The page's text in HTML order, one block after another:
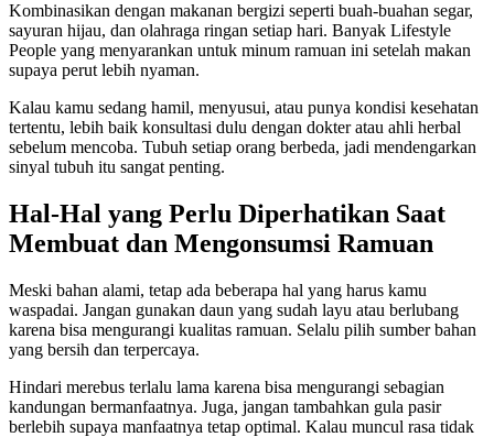
Kombinasikan dengan makanan bergizi seperti buah-buahan segar,
sayuran hijau, dan olahraga ringan setiap hari. Banyak Lifestyle
People yang menyarankan untuk minum ramuan ini setelah makan
supaya perut lebih nyaman.
Kalau kamu sedang hamil, menyusui, atau punya kondisi kesehatan
tertentu, lebih baik konsultasi dulu dengan dokter atau ahli herbal
sebelum mencoba. Tubuh setiap orang berbeda, jadi mendengarkan
sinyal tubuh itu sangat penting.
Hal-Hal yang Perlu Diperhatikan Saat
Membuat dan Mengonsumsi Ramuan
Meski bahan alami, tetap ada beberapa hal yang harus kamu
waspadai. Jangan gunakan daun yang sudah layu atau berlubang
karena bisa mengurangi kualitas ramuan. Selalu pilih sumber bahan
yang bersih dan terpercaya.
Hindari merebus terlalu lama karena bisa mengurangi sebagian
kandungan bermanfaatnya. Juga, jangan tambahkan gula pasir
berlebih supaya manfaatnya tetap optimal. Kalau muncul rasa tidak